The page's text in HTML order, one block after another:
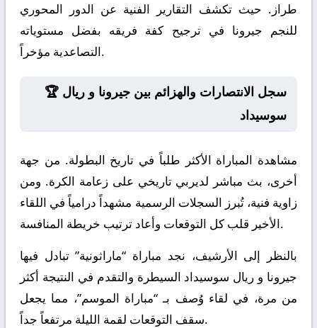
طراز. حيث تكشف التقارير الفنية عن الدور المحوري
للنجم جيرونا في ترجيح كفة فريقه بفضل مستوياته
التصاعدية مؤخراً.
🏆 سجل الانتصارات والهزائم بين جيرونا و ريال
سوسيداد
مشاهدة المباراة الأكثر طلباً في تاريخ البطولة. من جهة
أخرى، بث مباشر لديربي تاريخي على زعامة الكرة. ومن
زاوية فنية، تُبرز السجلات الرسمية مشهداً درامياً في اللقاء
الأخير قلب كل التوقعات وأعاد ترتيب خريطة المنافسة.
بالنظر إلى الأرشيف، نجد مباراة “ماراثونية” تبادل فيها
جيرونا و ريال سوسيداد السيطرة والتقدم في النتيجة أكثر
من مرة، في لقاء وُصف بـ “مباراة الموسم”، مما يجعل
سقف التوقعات لقمة الليلة مرتفعاً جداً.